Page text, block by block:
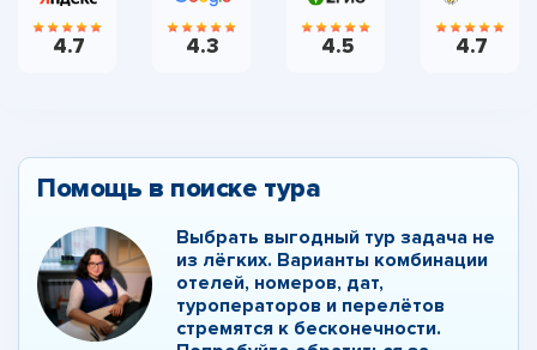
4.7 4.3 4.5 4.7
Помощь в поиске тура
Выбрать выгодный тур задача не
из лёгких. Варианты комбинации
отелей, номеров, дат,
туроператоров и перелётов
стремятся к бесконечности.